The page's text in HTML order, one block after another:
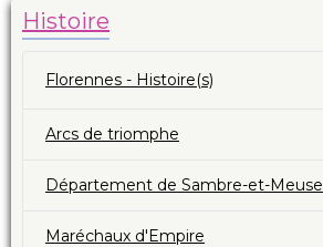
Histoire
Florennes - Histoire(s)
Arcs de triomphe
Département de Sambre-et-Meuse
Maréchaux d'Empire